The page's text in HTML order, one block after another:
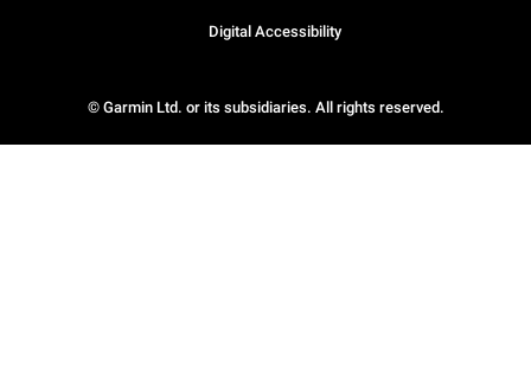
© Garmin Ltd. or its subsidiaries. All rights reserved.
Digital Accessibility